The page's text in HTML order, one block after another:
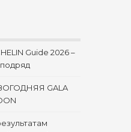
Guide 2026 –
GALA